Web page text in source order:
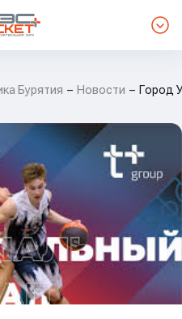
Бурятия Новости Город